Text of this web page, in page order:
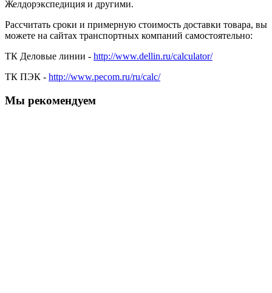
Желдорэкспедиция и другими.
Рассчитать сроки и примерную стоимость доставки товара, вы
можете на сайтах транспортных компаний самостоятельно:
ТК Деловые линии - http://www.dellin.ru/calculator/
ТК ПЭК - http://www.pecom.ru/ru/calc/
Мы рекомендуем